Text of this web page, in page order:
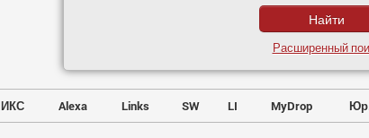
Расширенный
ИКС Alexa Links SW LI MyDrop